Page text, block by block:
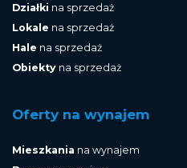
Działki na sprzedaż
Lokale na sprzedaż
Hale na sprzedaż
Obiekty na sprzedaż
Oferty na wynajem
Mieszkania na wynajem